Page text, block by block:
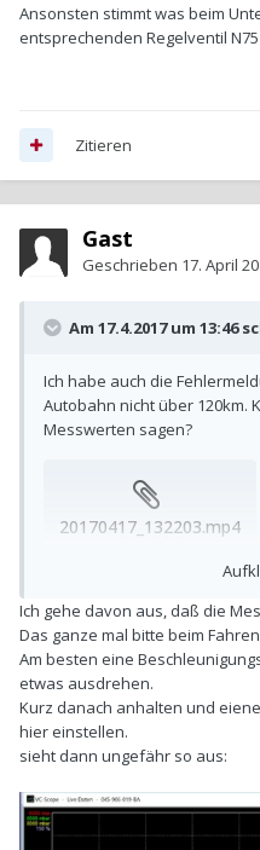
Ansonsten stimmt was beim
entsprechenden Regelventil
Zitieren
Gast
Geschrieben 17. April
Am 17.4.2017 um 13:46
Ich habe auch die
Autobahn nicht über 120km.
Messwerten sagen?
20170417_132203.mp4
Ich gehe davon aus, daß die
Das ganze mal bitte beim
Am besten eine
etwas ausdrehen.
Kurz danach anhalten und
hier einstellen.
sieht dann ungefähr so aus: